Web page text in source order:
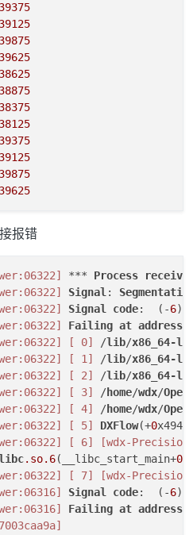
报错
*** Process
Signal:
Signal code:  (-6
Failing at address
[ 0] /lib/x86_64-
[ 1] /lib/x86_64-
[ 2] /lib/x86_64-
[ 3] /home/wdx/
[ 4] /home/wdx/
[ 5] DXFlow(+0
[ 6]
[wdx-
.so.6(__libc_start_main+0
[ 7]
[wdx-
Signal code:  (-6
Failing at address